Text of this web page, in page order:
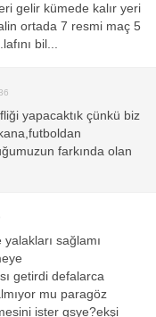
gelir kümede kalır yeri
ortada 7 resmi maç 5
bil...
yapacaktık çünkü biz
farkında olan
sağlamı
getirdi defalarca
mu paragöz
ister gsye?ekşi